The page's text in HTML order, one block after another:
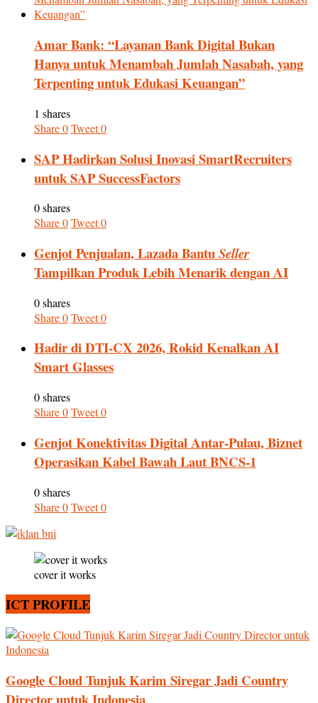
Amar Bank: “Layanan Bank Digital Bukan
Hanya untuk Menambah Jumlah Nasabah, yang
Terpenting untuk Edukasi Keuangan”
1 shares
Share0Tweet0
SAP Hadirkan Solusi Inovasi SmartRecruiters
untuk SAP SuccessFactors
0 shares
Share0Tweet0
Genjot Penjualan, Lazada BantuSeller
Tampilkan Produk Lebih Menarik dengan AI
0 shares
Share0Tweet0
Hadir di DTI-CX 2026, Rokid Kenalkan AI
Smart Glasses
0 shares
Share0Tweet0
Genjot Konektivitas Digital Antar-Pulau, Biznet
Operasikan Kabel Bawah Laut BNCS-1
0 shares
Share0Tweet0
cover it works
ICT PROFILE
Google Cloud Tunjuk Karim Siregar Jadi Country
Director untuk Indonesia